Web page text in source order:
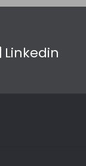
Linkedin